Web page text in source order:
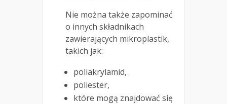
Nie można także zapominać
o innych składnikach
zawierających mikroplastik,
takich jak:
poliakrylamid,
poliester,
które mogą znajdować się